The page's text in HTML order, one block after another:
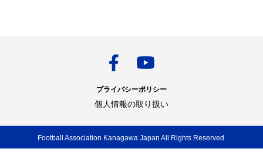
プライバシーポリシー
個人情報の取り扱い
Football Association Kanagawa Japan All Rights Reserved.